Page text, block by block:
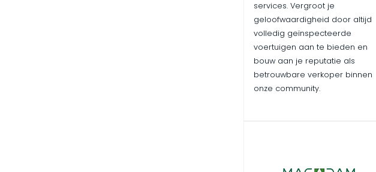
services. Vergroot je
geloofwaardigheid door altijd
volledig geïnspecteerde
voertuigen aan te bieden en
bouw aan je reputatie als
betrouwbare verkoper binnen
onze community.